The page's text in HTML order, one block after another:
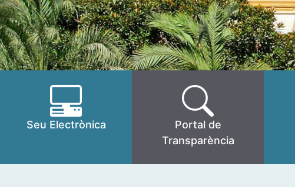
Seu Electrònica
Portal de
Transparència